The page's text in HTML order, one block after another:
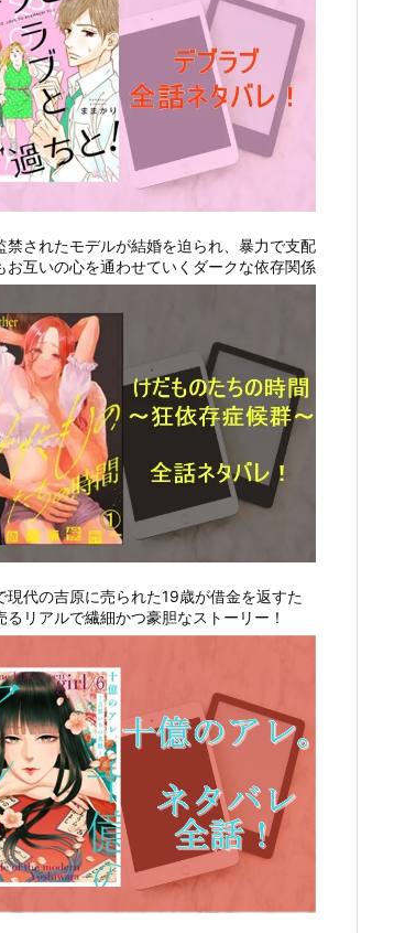
されたモデルが結婚を迫られ、暴力で支配
お互いの心を通わせていくダークな依存関係
代の吉原に売られた19歳が借金を返すた
るリアルで繊細かつ豪胆なストーリー！